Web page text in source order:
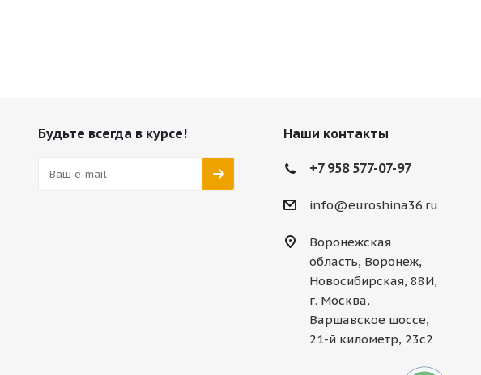
Будьте всегда в курсе! Наши контакты
+7 958 577-07-97
info@euroshina36.ru
Воронежская
область, Воронеж,
Новосибирская, 88И,
г. Москва,
Варшавское шоссе,
21-й километр, 23с2